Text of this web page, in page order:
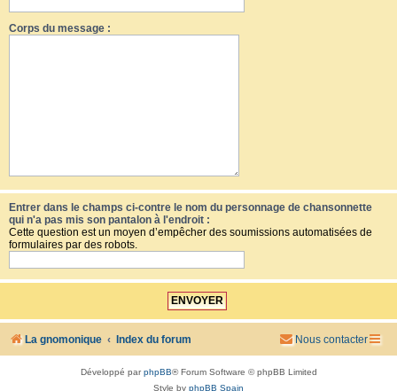
Corps du message :
Entrer dans le champs ci-contre le nom du personnage de chansonnette
qui n'a pas mis son pantalon à l'endroit :
Cette question est un moyen d’empêcher des soumissions automatisées de
formulaires par des robots.
La gnomonique Index du forum Nous contacter
Développé parphpBB® Forum Software © phpBB Limited
Style by phpBB Spain